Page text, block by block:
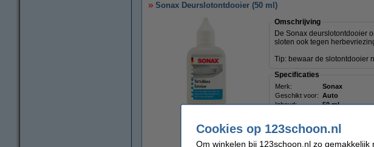
Sonax Deurslotontdooier (50 ml)
Omschrijving
De Sonax deurslotontdooier
sloten ook tegen
Tip: bewaar de slotontdooier
Specificaties
Merk: Sonax
Geschikt voor: Auto
Inhoud:
50 ml
Dit product mag maximaal 1
Morgen in huis
Cookies op 123schoon.nl
Om winkelen bij 123schoon.nl zo